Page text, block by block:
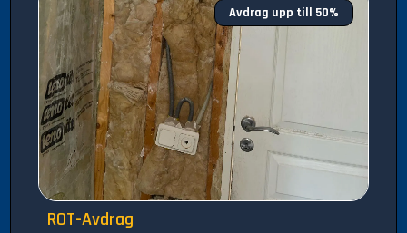
Avdrag upp till 50%
ROT-Avdrag